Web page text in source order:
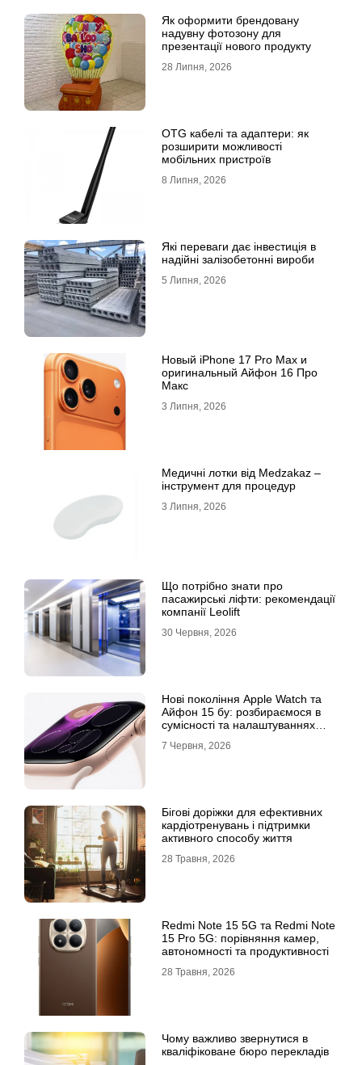
Як оформити брендовану
надувну фотозону для
презентації нового продукту
28 Липня, 2026
OTG кабелі та адаптери: як
розширити можливості
мобільних пристроїв
8 Липня, 2026
Які переваги дає інвестиція в
надійні залізобетонні вироби
5 Липня, 2026
Новый iPhone 17 Pro Max и
оригинальный Айфон 16 Про
Макс
3 Липня, 2026
Медичні лотки від Medzakaz –
інструмент для процедур
3 Липня, 2026
Що потрібно знати про
пасажирські ліфти: рекомендації
компанії Leolift
30 Червня, 2026
Нові покоління Apple Watch та
Айфон 15 бу: розбираємося в
сумісності та налаштуваннях
7 Червня, 2026
Бігові доріжки для ефективних
кардіотренувань і підтримки
активного способу життя
28 Травня, 2026
Redmi Note 15 5G та Redmi Note
15 Pro 5G: порівняння камер,
автономності та продуктивності
28 Травня, 2026
Чому важливо звернутися в
кваліфіковане бюро перекладів